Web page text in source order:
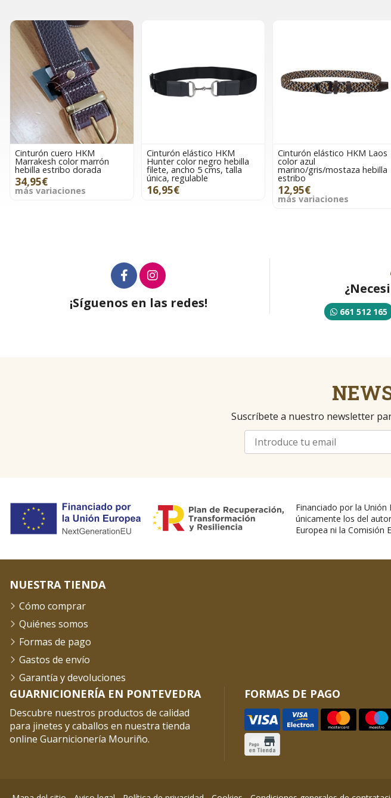
Cinturón cuero HKM
Marrakesh color marrón
hebilla estribo dorada
34,95€
más variaciones
Cinturón elástico HKM
Hunter color negro hebilla
filete, ancho 5 cms, talla
única, regulable
16,95€
Cinturón elástico HKM Laos
color azul
marino/gris/mostaza hebilla
estribo
12,95€
más variaciones
¡Síguenos en las redes!
661 512 165
Suscríbete a nuestro newsletter
Financiado por la
únicamente los del
Europea ni la Comisión
GUARNICIONERÍA EN PONTEVEDRA
Descubre nuestros productos de calidad
para jinetes y caballos en nuestra tienda
online Guarnicionería Mouriño.
FORMAS DE PAGO
NUESTRA TIENDA
Cómo comprar
Quiénes somos
Formas de pago
Gastos de envío
Garantía y devoluciones